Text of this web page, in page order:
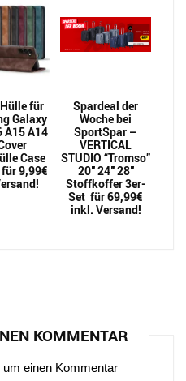
für
Galaxy
A15 A14
Case
9,99€
Spardeal der
Woche bei
SportSpar –
VERTICAL
STUDIO “Tromso”
20″ 24″ 28″
Stoffkoffer 3er-
Set für 69,99€
inkl. Versand!
KOMMENTAR
um einen Kommentar